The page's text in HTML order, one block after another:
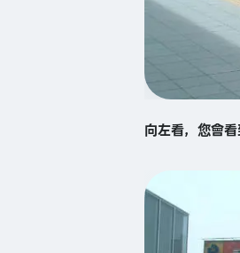
向左看，您會